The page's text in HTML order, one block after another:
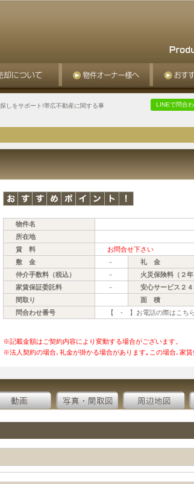
しをサポート!帯広不動産に関する事
LINEで問合
物件名
所在地
賃 料
お問合せ下さい
敷 金
－ 礼 金
仲介手数料（税込）
－ 火災保険料（２年
家賃保証委託料
－ 安心サービス２４
間取り
面 積
問合わせ番号
【 - 】お電話の際はこち
※記載金額はご契約内容により変動する場合がございます。
※法人契約の場合､礼金が掛かる場合があります｡この場合､家